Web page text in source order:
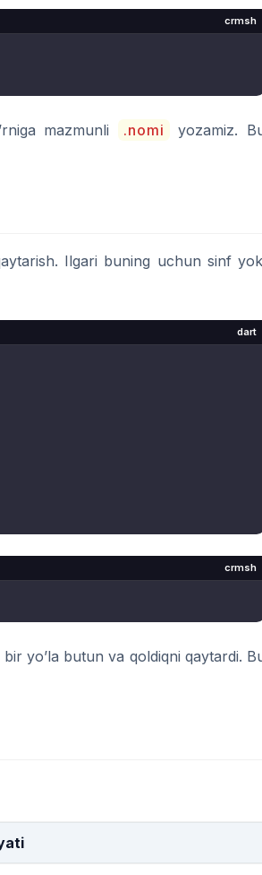
crmsh
mazmunli .nomi
yozamiz.
Ilgari buning uchun sinf
dart
crmsh
bir yo’la butun va qoldiqni qaytardi.